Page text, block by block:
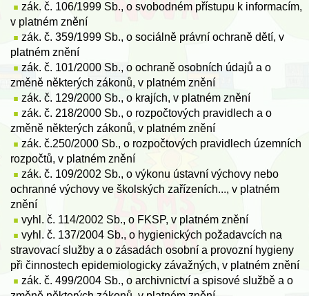
zák. č. 106/1999 Sb., o svobodném přístupu k informacím,
v platném znění
zák. č. 359/1999 Sb., o sociálně právní ochraně dětí, v
platném znění
zák. č. 101/2000 Sb., o ochraně osobních údajů a o
změně některých zákonů, v platném znění
zák. č. 129/2000 Sb., o krajích, v platném znění
zák. č. 218/2000 Sb., o rozpočtových pravidlech a o
změně některých zákonů, v platném znění
zák. č.250/2000 Sb., o rozpočtových pravidlech územních
rozpočtů, v platném znění
zák. č. 109/2002 Sb., o výkonu ústavní výchovy nebo
ochranné výchovy ve školských zařízeních..., v platném
znění
vyhl. č. 114/2002 Sb., o FKSP, v platném znění
vyhl. č. 137/2004 Sb., o hygienických požadavcích na
stravovací služby a o zásadách osobní a provozní hygieny
při činnostech epidemiologicky závažných, v platném znění
zák. č. 499/2004 Sb., o archivnictví a spisové službě a o